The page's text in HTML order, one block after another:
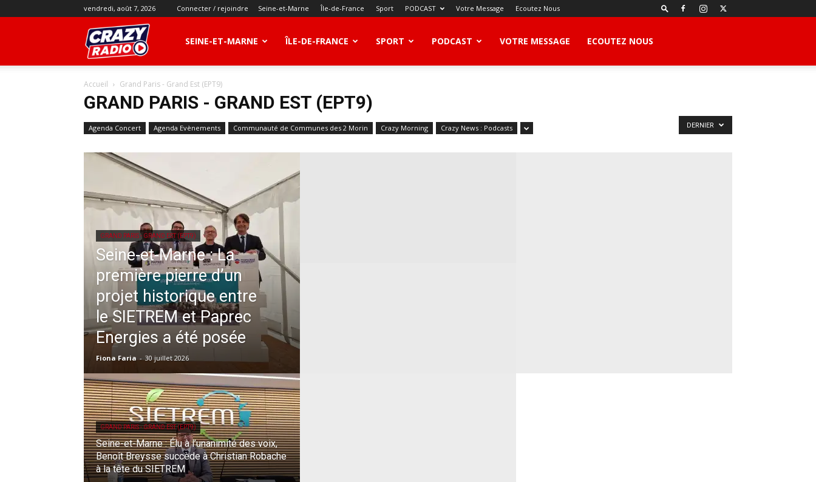
vendredi, août 7, 2026 Connecter / rejoindre Seine-et-Marne Île-de-France Sport PODCAST Votre Message Ecoutez Nous
RADIO
SEINE-ET-MARNE ÎLE-DE-FRANCE SPORT PODCAST VOTRE MESSAGE ECOUTEZ NOUS
Accueil Grand Paris - Grand Est (EPT9)
GRAND PARIS - GRAND EST (EPT9)
Agenda Concert Agenda Evènements Communauté de Communes des 2 Morin Crazy Morning Crazy News : Podcasts DERNIER
GRAND PARIS - GRAND EST (EPT9)
Seine-et-Marne : La
première pierre d’un
projet historique entre
le SIETREM et Paprec
Energies a été posée
Fiona Faria - 30 juillet 2026
GRAND PARIS - GRAND EST (EPT9)
Seine-et-Marne : Élu à l’unanimité des voix,
Benoît Breysse succède à Christian Robache
à la tête du SIETREM